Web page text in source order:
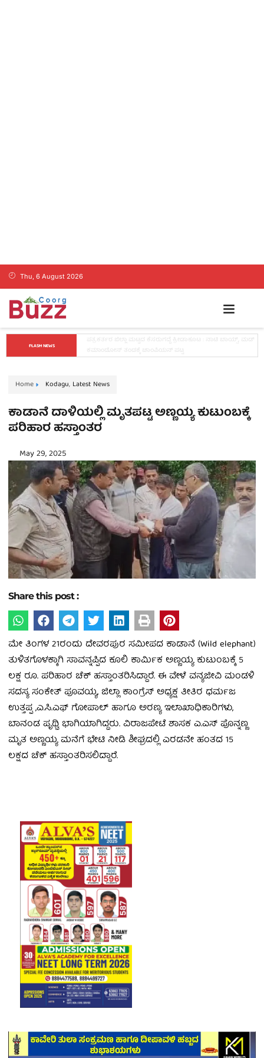
Thu, 6 August 2026
FLASH NEWS
Home Kodagu, Latest News
ಕಾಡಾನೆ ದಾಳಿಯಲ್ಲಿ ಮೃತಪಟ್ಟ ಅಣ್ಣಯ್ಯ ಕುಟುಂಬಕ್ಕೆ
ಪರಿಹಾರ ಹಸ್ತಾಂತರ
May 29, 2025
Share this post :
ಮೇ ತಿಂಗಳ 21ರಂದು ದೇವರಪುರ ಸಮೀಪದ ಕಾಡಾನೆ (Wild elephant)
ತುಳಿತಗೊಳಕ್ಕಾಗಿ ಸಾವನ್ನಪ್ಪಿದ ಕೂಲಿ ಕಾರ್ಮಿಕ ಅಣ್ಣಯ್ಯ ಕುಟುಂಬಕ್ಕೆ 5
ಲಕ್ಷ ರೂ. ಪರಿಹಾರ ಚೆಕ್‌ ಹಸ್ತಾಂತರಿಸಿದ್ದಾರೆ. ಈ ವೇಳೆ ವನ್ಯಜೀವಿ ಮಂಡಳಿ
ಸದಸ್ಯ ಸಂಕೇತ್ ಪೂವಯ್ಯ, ಜಿಲ್ಲಾ ಕಾಂಗ್ರೆಸ್‌ ಅಧ್ಯಕ್ಷ ತೀತಿರ ಧರ್ಮಜ
ಉತ್ತಪ್ಪ ,ಎ.ಸಿ.ಎಫ್‌ ಗೋಪಾಲ್‌ ಹಾಗೂ ಅರಣ್ಯ ಇಲಾಖಾಧಿಕಾರಿಗಳು,
ಬಾನಂಡ ಪೃಥ್ವಿ ಭಾಗಿಯಾಗಿದ್ದರು. ವಿರಾಜಪೇಟೆ ಶಾಸಕ ಎ.ಎಸ್‌ ಪೊನ್ನಣ್ಣ
ಮೃತ ಅಣ್ಣಯ್ಯ ಮನೆಗೆ ಭೇಟಿ ನೀಡಿ ಶೀಘ್ರದಲ್ಲಿ ಎರಡನೇ ಹಂತದ 15
ಲಕ್ಷದ ಚೆಕ್‌ ಹಸ್ತಾಂತರಿಸಲಿದ್ದಾರೆ.